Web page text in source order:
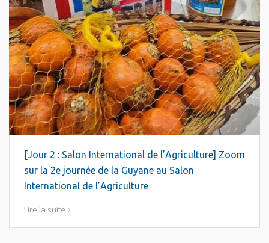
[Jour 2 : Salon International de l’Agriculture] Zoom
sur la 2e journée de la Guyane au Salon
International de l’Agriculture
Lire la suite